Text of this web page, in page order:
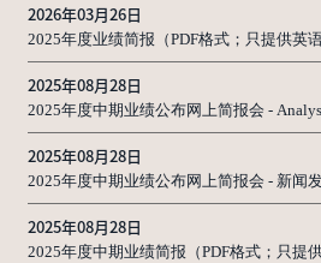
2026年03月26日
2025年度业绩简报（PDF格式；只提供英语
2025年08月28日
2025年度中期业绩公布网上简报会 -
2025年08月28日
2025年度中期业绩公布网上简报会 - 新闻
2025年08月28日
2025年度中期业绩简报（PDF格式；只提供